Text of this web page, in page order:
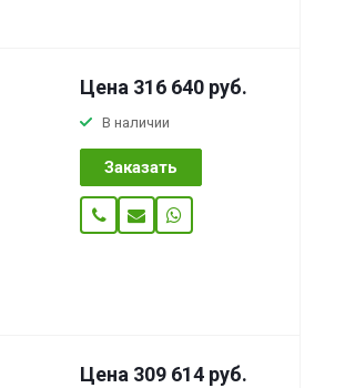
Цена 316 640 руб.
В наличии
Заказать
Цена 309 614 руб.